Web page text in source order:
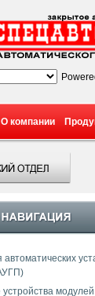
О компании